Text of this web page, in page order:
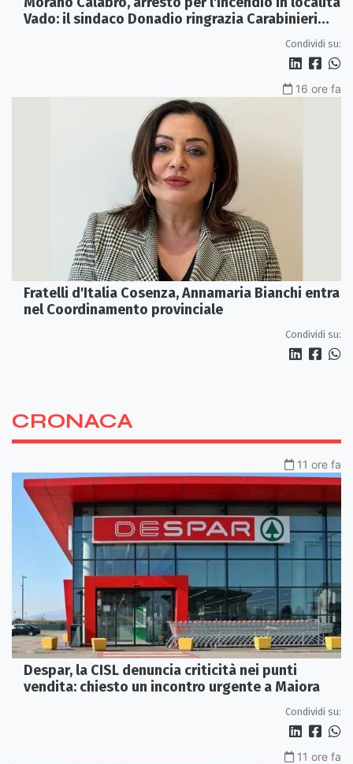
Vado: il sindaco Donadio ringrazia Carabinieri
Condividi su:
16 ore fa
Fratelli d'Italia Cosenza, Annamaria Bianchi entra
nel Coordinamento provinciale
Condividi su:
CRONACA
11 ore fa
Despar, la CISL denuncia criticità nei punti
vendita: chiesto un incontro urgente a Maiora
Condividi su:
11 ore fa